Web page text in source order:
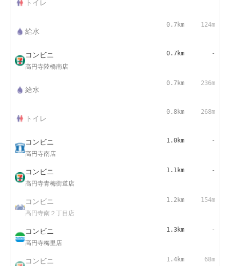
トイレ
給水
0.7km 124m
コンビニ
高円寺陸橋南店
0.7km -
給水
0.7km 236m
トイレ
0.8km 268m
コンビニ
高円寺南店
1.0km -
コンビニ
高円寺青梅街道店
1.1km -
コンビニ
高円寺南２丁目店
1.2km 154m
コンビニ
高円寺梅里店
1.3km -
コンビニ 1.4km 68m